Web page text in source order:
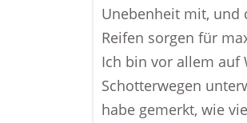
Unebenheit mit, und
Reifen sorgen für
Ich bin vor allem auf
Schotterwegen
habe gemerkt, wie